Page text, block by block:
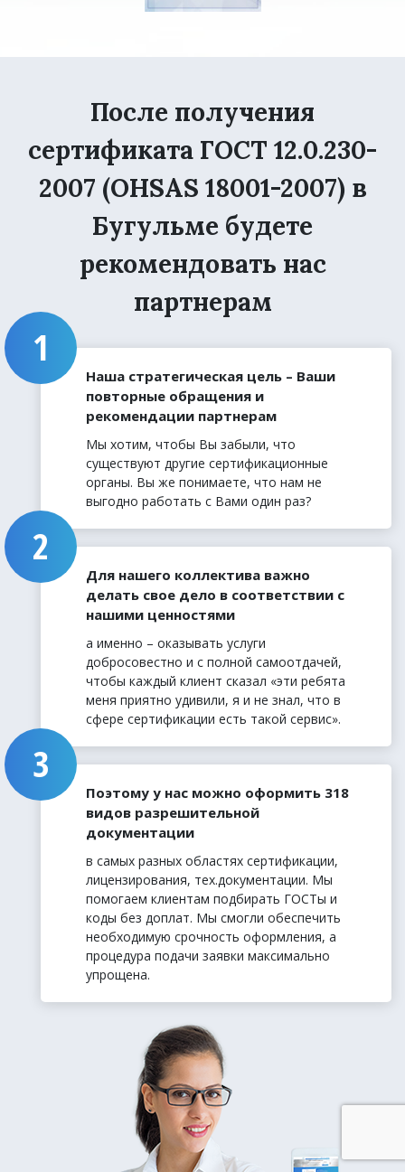
После получения
сертификата ГОСТ 12.0.230-
2007 (OHSAS 18001-2007) в
Бугульме будете
рекомендовать нас
партнерам
Наша стратегическая цель – Ваши
повторные обращения и
рекомендации партнерам
Мы хотим, чтобы Вы забыли, что
существуют другие сертификационные
органы. Вы же понимаете, что нам не
выгодно работать с Вами один раз?
Для нашего коллектива важно
делать свое дело в соответствии с
нашими ценностями
а именно – оказывать услуги
добросовестно и с полной самоотдачей,
чтобы каждый клиент сказал «эти ребята
меня приятно удивили, я и не знал, что в
сфере сертификации есть такой сервис».
Поэтому у нас можно оформить 318
видов разрешительной
документации
в самых разных областях сертификации,
лицензирования, тех.документации. Мы
помогаем клиентам подбирать ГОСТы и
коды без доплат. Мы смогли обеспечить
необходимую срочность оформления, а
процедура подачи заявки максимально
упрощена.